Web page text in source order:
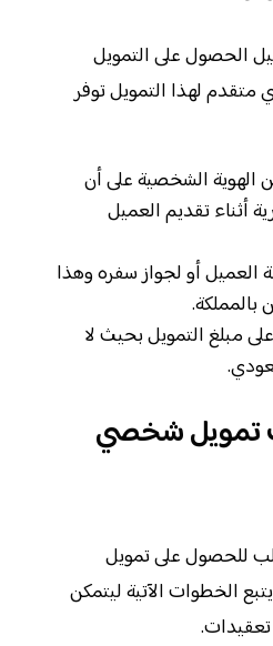
الحصول على التمويل
لهذا التمويل توفر
الشخصية على أن
أثناء تقديم العميل
العميل أو لجواز سفره وهذا
بالمملكة.
مبلغ التمويل بحيث لا
تمويل شخصي
للحصول على تمويل
الخطوات الآتية ليتمكن